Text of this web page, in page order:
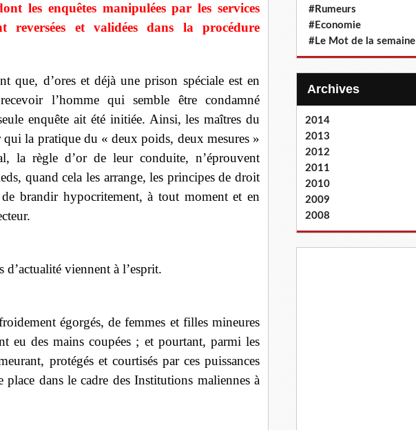
les enquêtes manipulées par les services
reversées et validées dans la procédure
que, d’ores et déjà une prison spéciale est en
l’homme qui semble être condamné
enquête ait été initiée. Ainsi, les maîtres du
la pratique du « deux poids, deux mesures »
la règle d’or de leur conduite, n’éprouvent
quand cela les arrange, les principes de droit
brandir hypocritement, à tout moment et en
viennent à l’esprit.
égorgés, de femmes et filles mineures
eu des mains coupées ; et pourtant, parmi les
protégés et courtisés par ces puissances
place dans le cadre des Institutions maliennes à
#Rumeurs
#Economie
#Le Mot de la semaine
Archives
2014
2013
2012
2011
2010
2009
2008